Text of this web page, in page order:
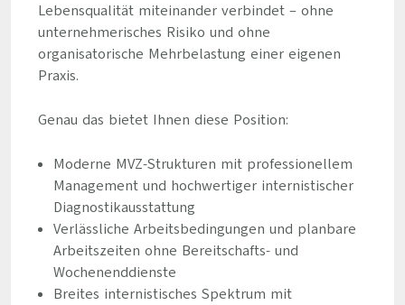
Lebensqualität miteinander verbindet – ohne
unternehmerisches Risiko und ohne
organisatorische Mehrbelastung einer eigenen
Praxis.
Genau das bietet Ihnen diese Position:
Moderne MVZ-Strukturen mit professionellem
Management und hochwertiger internistischer
Diagnostikausstattung
Verlässliche Arbeitsbedingungen und planbare
Arbeitszeiten ohne Bereitschafts- und
Wochenenddienste
Breites internistisches Spektrum mit